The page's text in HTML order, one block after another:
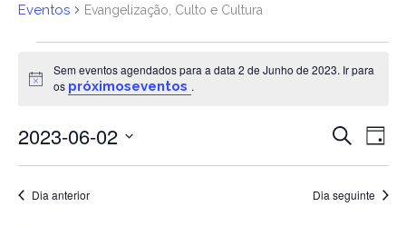
Eventos Evangelização, Culto e Cultura
for
de
Junho
de
Aviso
Sem eventos agendados para a data 2 de Junho de 2023. Ir para
os próximoseventos .
de
Pesquisar
de
Dia
2023-06-02
data.Dia anterior Dia seguinte